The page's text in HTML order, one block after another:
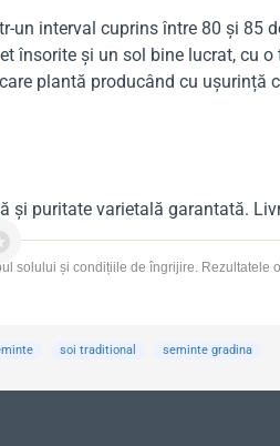
interval cuprins între 80 și 85
și un sol bine lucrat, cu
plantă producând cu ușurință
și puritate varietală garantată.
și condițiile de îngrijire. Rezultatele
soi traditional seminte gradina